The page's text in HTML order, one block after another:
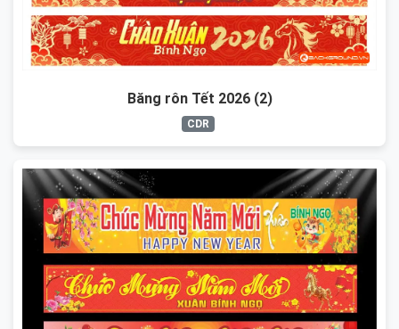
Băng rôn Tết 2026 (2)
CDR